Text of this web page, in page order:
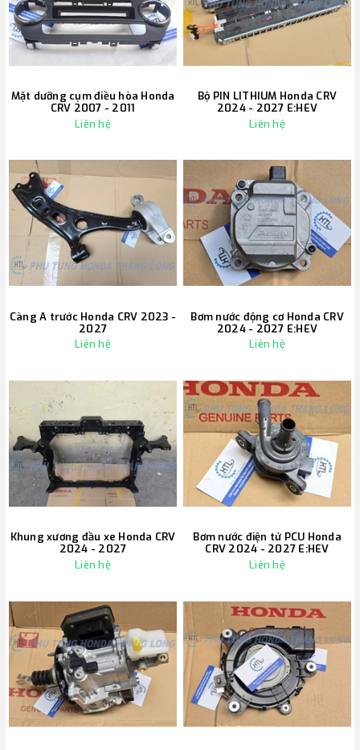
Mặt dưỡng cụm điều hòa Honda
CRV 2007 - 2011
Liên hệ
Bộ PIN LITHIUM Honda CRV
2024 - 2027 E:HEV
Liên hệ
Càng A trước Honda CRV 2023 -
2027
Liên hệ
Bơm nước động cơ Honda CRV
2024 - 2027 E:HEV
Liên hệ
Khung xương đầu xe Honda CRV
2024 - 2027
Liên hệ
Bơm nước điện tử PCU Honda
CRV 2024 - 2027 E:HEV
Liên hệ